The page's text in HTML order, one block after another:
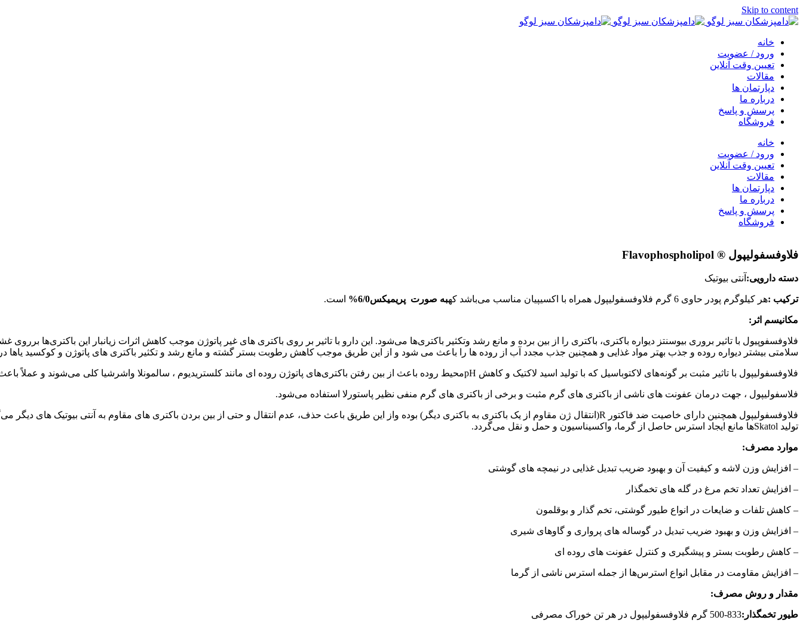
Skip to content
خانه
ورود / عضویت
تعیین وقت آنلاین
مقالات
دپارتمان ها
درباره ما
پرسش و پاسخ
فروشگاه
خانه
ورود / عضویت
تعیین وقت آنلاین
مقالات
دپارتمان ها
درباره ما
پرسش و پاسخ
فروشگاه
فلاوفسفولیپول ® Flavophospholipol
دسته دارویی: آنتی بیوتیک
ترکیب :هر کیلوگرم پودر حاوی 6 گرم فلاوفسفولیپول همراه با اکسیپیان مناسب می‌باشد که به صورت پریمیکس6/0% است.
مکانیسم اثر:
فلاوفسفوپیول با تاثیر بروری بیوسنتز دیواره باکتری، باکتری را از بین برده و مانع رشد وتکثیر باکتری‌ها می‌شود. این دارو با تاثیر بر روی باکتری های غیر پاتوژن موجب کاهش اثرات زیانبار این باکتری‌ها برروی
سلامتی بیشتر دیواره روده و جذب بهتر مواد غذایی و همچنین جذب مجدد آب از روده ها را باعث می شود و از این طریق موجب کاهش رطوبت بستر گشته و مانع رشد و تکثیر باکتری های پاتوژن و کوکسید یاها
فلاوفسفولیپول با تاثیر مثبت بر گونههای لاکتوباسیل که با تولید اسید لاکتیک و کاهش pHمحیط روده باعث از بین رفتن باکتریهای پاتوژن روده ای مانند کلستریدیوم ، سالمونلا واشرشیا کلی می‌شوند و عملاً
فلاسفولیپول ، جهت درمان عفونت های ناشی از باکتری های گرم مثبت و برخی از باکتری های گرم منفی نظیر پاستورلا استفاده می‌شود.
فلاوفسفولیپول همچنین دارای خاصیت ضد فاکتور R(انتقال ژن مقاوم از یک باکتری به باکتری دیگر) بوده واز این طریق باعث حذف، عدم انتقال و حتی از بین بردن باکتری های مقاوم به آنتی بیوتیک های دیگر
تولید Skatolها مانع ایجاد استرس حاصل از گرما، واکسیناسیون و حمل و نقل می‌گردد.
موارد مصرف:
– افزایش وزن لاشه و کیفیت آن و بهبود ضریب تبدیل غذایی در نیمچه های گوشتی
– افزایش تعداد تخم مرغ در گله های تخمگذار
– کاهش تلفات و ضایعات در انواع طیور گوشتی، تخم گذار و بوقلمون
– افزایش وزن و بهبود ضریب تبدیل در گوساله های پرواری و گاوهای شیری
– کاهش رطوبت بستر و پیشگیری و کنترل عفونت های روده ای
– افزایش مقاومت در مقابل انواع استرس‌ها از جمله استرس ناشی از گرما
مقدار و روش مصرف:
طیور تخمگذار:833-500 گرم فلاوفسفولیپول در هر تن خوراک مصرفی